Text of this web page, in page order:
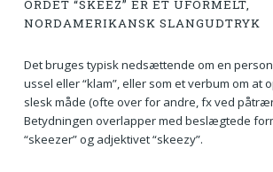
ORDET “SKEEZ” ER ET UFORMELT,
NORDAMERIKANSK SLANGUDTRYK
Det bruges typisk nedsættende om en
ussel eller “klam”, eller som et verbum om at
slesk måde (ofte over for andre, fx ved
Betydningen overlapper med beslægtede
“skeezer” og adjektivet “skeezy”.